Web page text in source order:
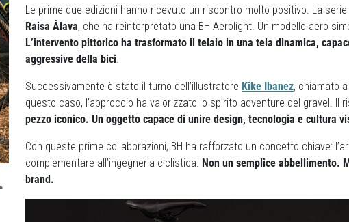
Le prime due edizioni hanno ricevuto un riscontro molto positivo. La
Raisa Álava, che ha reinterpretato una BH Aerolight. Un modello aero
L’intervento pittorico ha trasformato il telaio in una tela dinamica,
aggressive della bici.
Successivamente è stato il turno dell’illustratore Kike Ibanez, chiamato
questo caso, l’approccio ha valorizzato lo spirito adventure del gravel. Il
pezzo iconico. Un oggetto capace di unire design, tecnologia e cultura
Con queste prime collaborazioni, BH ha rafforzato un concetto chiave:
complementare all’ingegneria ciclistica. Non un semplice abbellimento.
brand.